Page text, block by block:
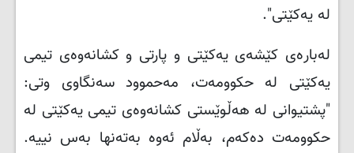
لە یەکێتی."
لەبارەی کێشەی یەکێتی و پارتی و کشانەوەی تیمی
یەکێتی لە حکوومەت، مەحموود سەنگاوی وتی:
"پشتیوانی لە هەڵوێستی کشانەوەی تیمی یەکێتی لە
حکوومەت دەکەم، بەڵام ئەوە بەتەنها بەس نییە.